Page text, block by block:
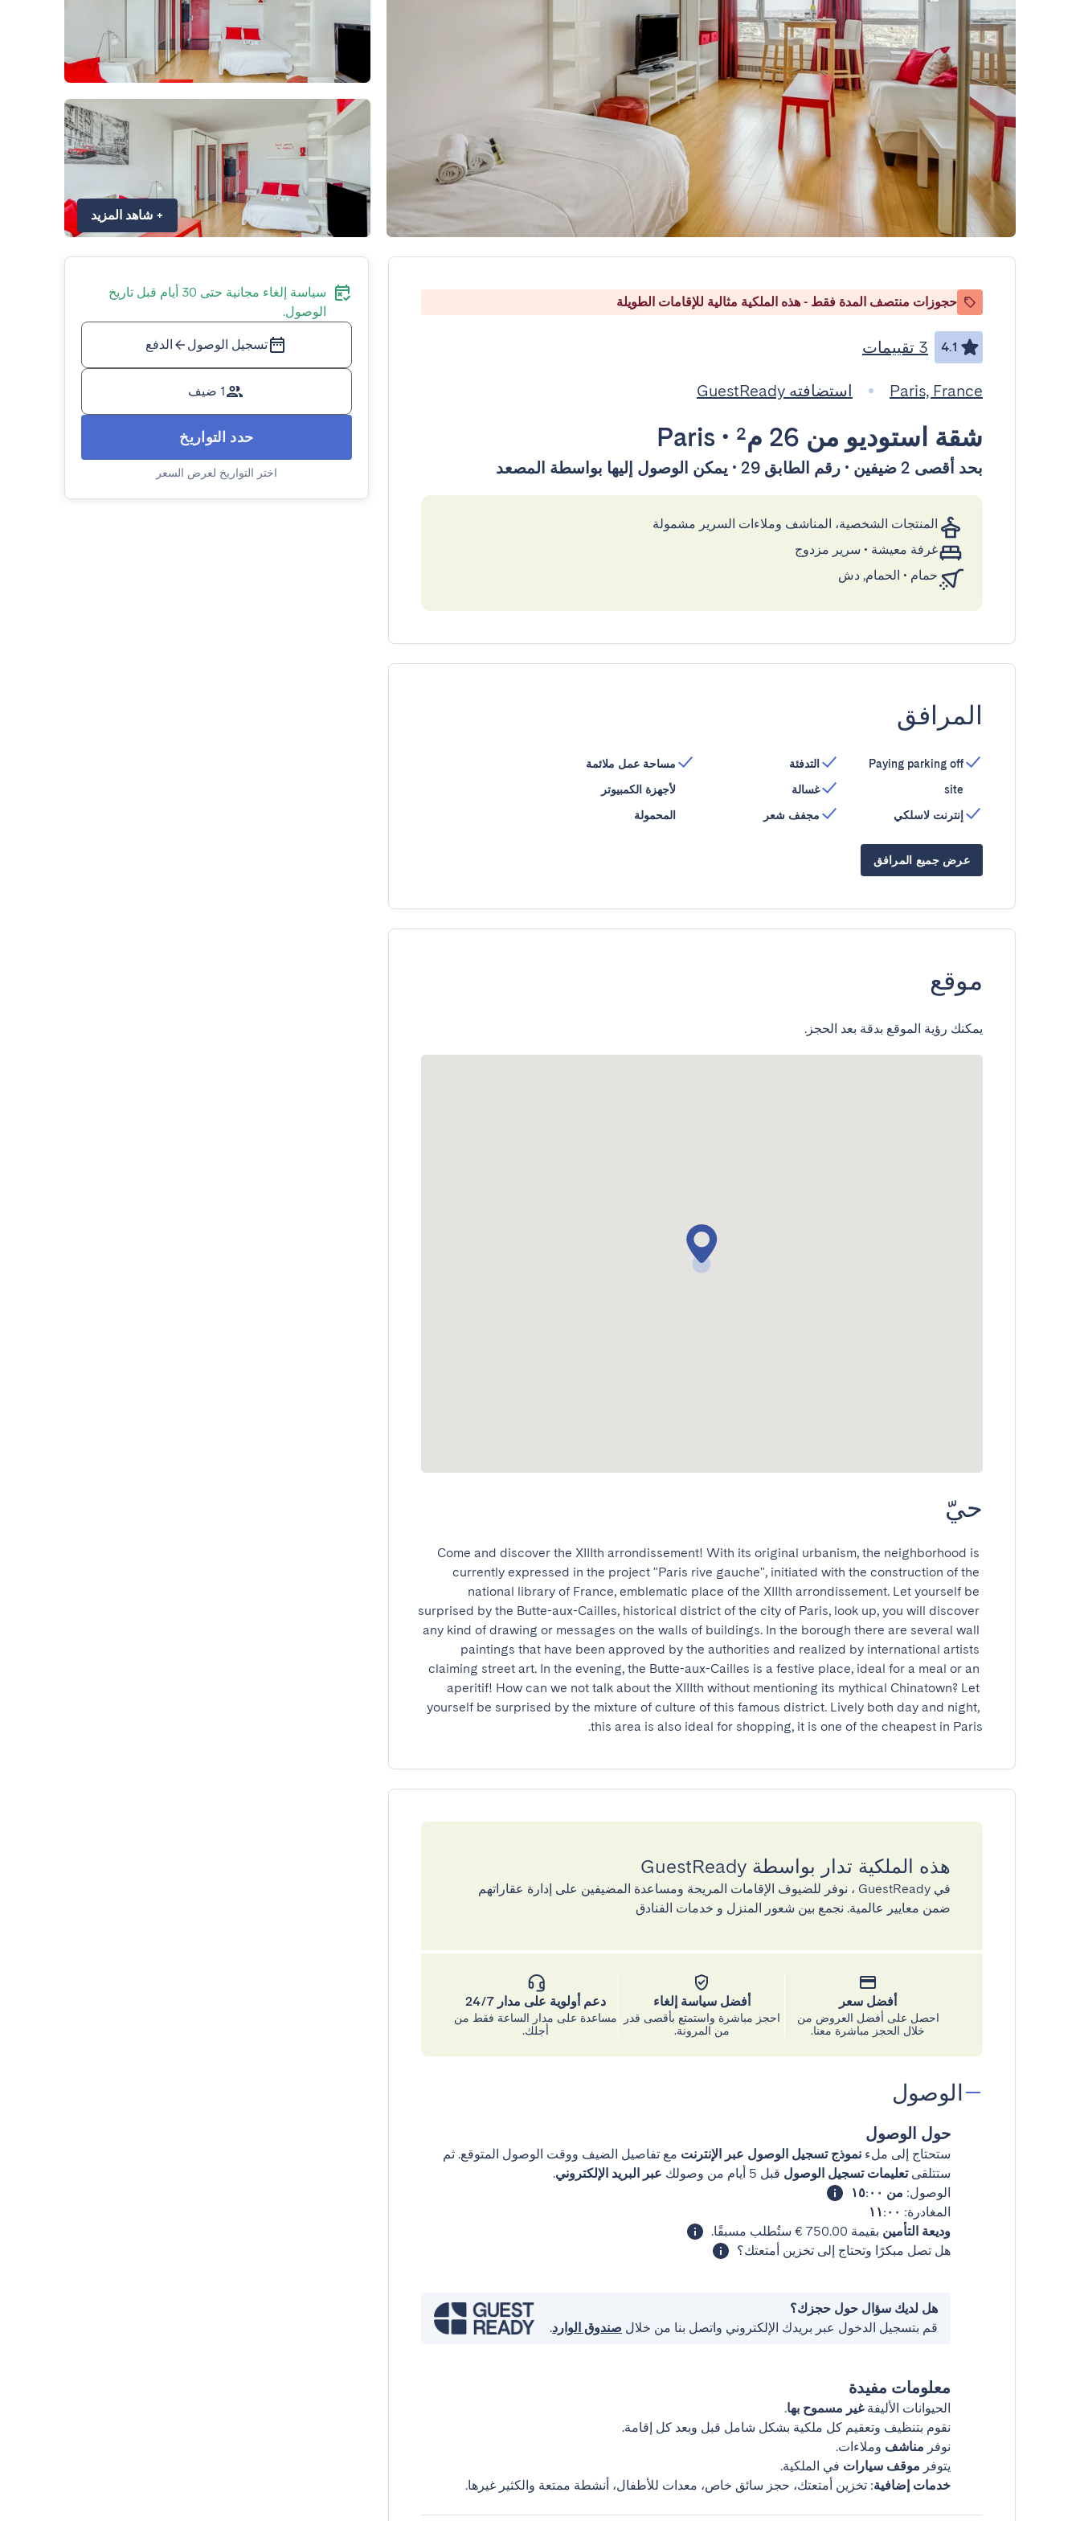
+ شاهد المزيد
حجوزات منتصف المدة فقط - هذه الملكية مثالية للإقامات الطويلة
4.1 3 تقييمات
Paris, France استضافته GuestReady
شقة استوديو من 26 م² •
Paris
بحد أقصى 2 ضيفين • رقم الطابق 29 • يمكن الوصول إليها بواسطة المصعد
المنتجات الشخصية، المناشف وملاءات السرير مشمولة
غرفة معيشة • سرير مزدوج
حمام • الحمام, دش
المرافق
Paying parking off
site
إنترنت لاسلكي
التدفئة
غسالة
مجفف شعر
مساحة عمل ملائمة
لأجهزة الكمبيوتر
المحمولة
عرض جميع المرافق
موقع
يمكنك رؤية الموقع بدقة بعد الحجز.
حيّ
Come and discover the XIIIth arrondissement! With its original urbanism, the neighborhood is
currently expressed in the project "Paris rive gauche", initiated with the construction of the
national library of France, emblematic place of the XIIIth arrondissement. Let yourself be
surprised by the Butte-aux-Cailles, historical district of the city of Paris, look up, you will discover
any kind of drawing or messages on the walls of buildings. In the borough there are several wall
paintings that have been approved by the authorities and realized by international artists
claiming street art. In the evening, the Butte-aux-Cailles is a festive place, ideal for a meal or an
aperitif! How can we not talk about the XIIIth without mentioning its mythical Chinatown? Let
yourself be surprised by the mixture of culture of this famous district. Lively both day and night,
this area is also ideal for shopping, it is one of the cheapest in Paris.
هذه الملكية تدار بواسطة GuestReady
في GuestReady ، نوفر للضيوف الإقامات المريحة ومساعدة المضيفين على إدارة عقاراتهم
ضمن معايير عالمية. نجمع بين شعور المنزل و خدمات الفنادق
أفضل سعر
احصل على أفضل العروض من
خلال الحجز مباشرة معنا.
أفضل سياسة إلغاء
احجز مباشرة واستمتع بأقصى قدر
من المرونة.
دعم أولوية على مدار 24/7
مساعدة على مدار الساعة فقط من
أجلك.
الوصول
حول الوصول
ستحتاج إلى ملء نموذج تسجيل الوصول عبر الإنترنت مع تفاصيل الضيف ووقت الوصول المتوقع. ثم
ستتلقىتعليمات تسجيل الوصول قبل 5 أيام من وصولك عبر البريد الإلكتروني.
الوصول: من ١٥:٠٠
المغادرة: ١١:٠٠
وديعة التأمين بقيمة ‏750.00 € ستُطلب مسبقًا.
هل تصل مبكرًا وتحتاج إلى تخزين أمتعتك؟
هل لديك سؤال حول حجزك؟
قم بتسجيل الدخول عبر بريدك الإلكتروني واتصل بنا من خلال صندوق الوارد.
معلومات مفيدة
الحيوانات الأليفةغير مسموح بها.
نقوم بتنظيف وتعقيم كل ملكية بشكل شامل قبل وبعد كل إقامة.
نوفر مناشف وملاءات.
يتوفر موقف سيارات في الملكية.
خدمات إضافية: تخزين أمتعتك، حجز سائق خاص، معدات للأطفال، أنشطة ممتعة والكثير غيرها.
سياسة إلغاء مجانية حتى 30 أيام قبل تاريخ
الوصول.
تسجيل الوصول الدفع
1 ضيف
حدد التواريخ
اختر التواريخ لعرض السعر